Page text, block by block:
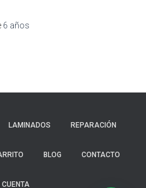
6 años
LAMINADOS REPARACIÓN
BLOG CONTACTO
CUENTA